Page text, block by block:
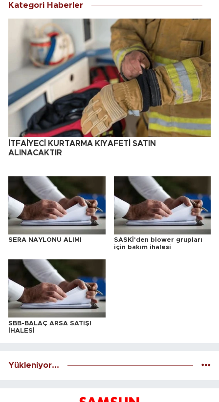
Kategori Haberler
İTFAİYECİ KURTARMA KIYAFETİ SATIN
ALINACAKTIR
SERA NAYLONU ALIMI
SASKİ'den blower grupları
için bakım ihalesi
SBB-BALAÇ ARSA SATIŞI
İHALESİ
Yükleniyor...